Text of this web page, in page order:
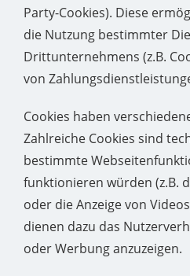
Party-Cookies). Diese
die Nutzung bestimmter
Drittunternehmens (z.B.
von
Cookies haben
Zahlreiche Cookies sind
bestimmte
funktionieren würden (z.B.
oder die Anzeige von
dienen dazu das
oder Werbung anzuzeigen.